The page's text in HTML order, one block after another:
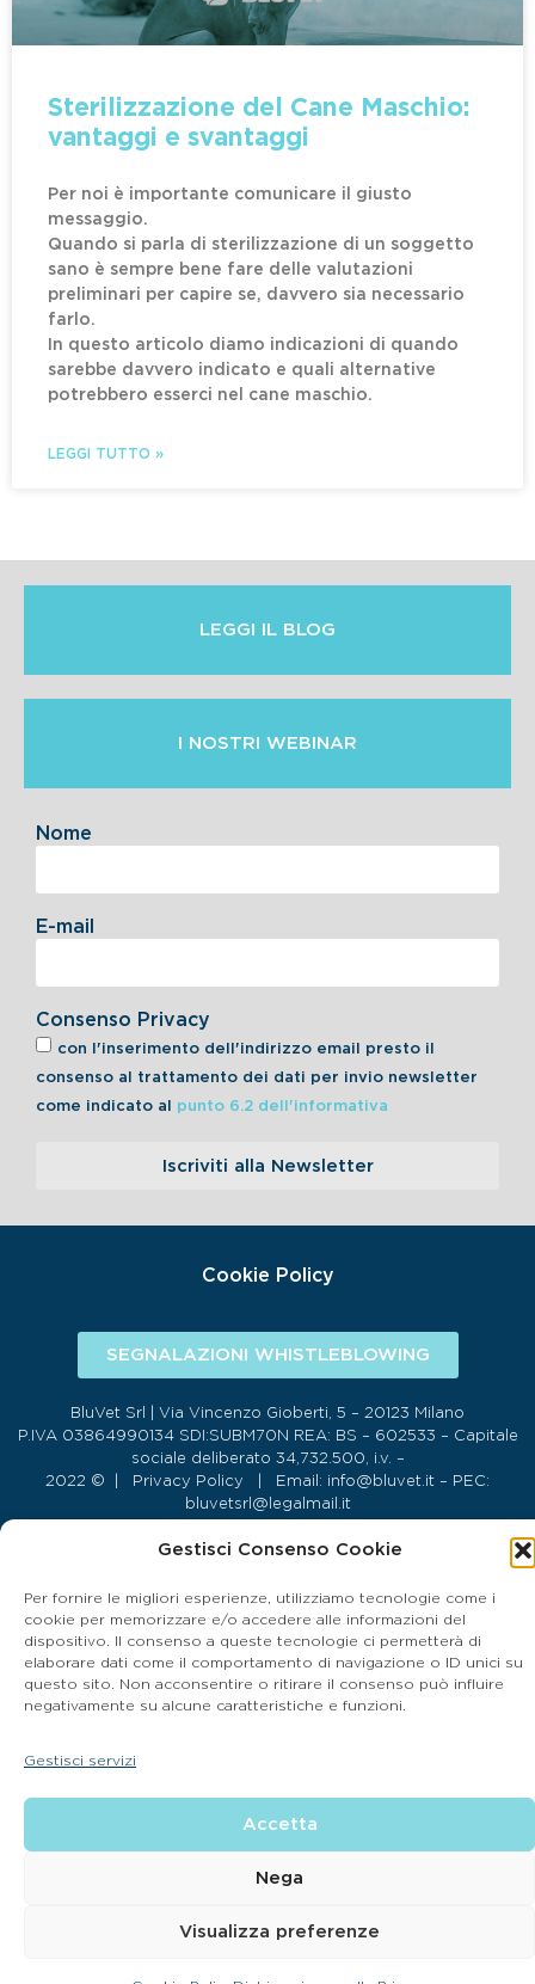
Gestisci Consenso Cookie
Per fornire le migliori esperienze, utilizziamo tecnologie come i
cookie per memorizzare e/o accedere alle informazioni del
dispositivo. Il consenso a queste tecnologie ci permetterà di
elaborare dati come il comportamento di navigazione o ID unici su
questo sito. Non acconsentire o ritirare il consenso può influire
negativamente su alcune caratteristiche e funzioni.
Gestisci servizi
Accetta
Nega
Visualizza preferenze
Sterilizzazione del Cane Maschio:
vantaggi e svantaggi​
Per noi è importante comunicare il giusto
messaggio.
Quando si parla di sterilizzazione di un soggetto
sano è sempre bene fare delle valutazioni
preliminari per capire se, davvero sia necessario
farlo.
In questo articolo diamo indicazioni di quando
sarebbe davvero indicato e quali alternative
potrebbero esserci nel cane maschio.
LEGGI TUTTO »
LEGGI IL BLOG
I NOSTRI WEBINAR
Consenso Privacy
con l'inserimento dell'indirizzo email presto il
consenso al trattamento dei dati per invio newsletter
come indicato al punto 6.2 dell'informativa
Nome
E-mail
Iscriviti alla Newsletter
Cookie Policy
SEGNALAZIONI WHISTLEBLOWING
BluVet Srl | Via Vincenzo Gioberti, 5 – 20123 Milano
P.IVA 03864990134 SDI:SUBM70N REA: BS – 602533 – Capitale
sociale deliberato 34,732.500, i.v. –
2022 © |
Privacy Policy | Email: info@bluvet.it – PEC:
bluvetsrl@legalmail.it
CONTATTA LA CLINICA PIÙ VICINA A TE